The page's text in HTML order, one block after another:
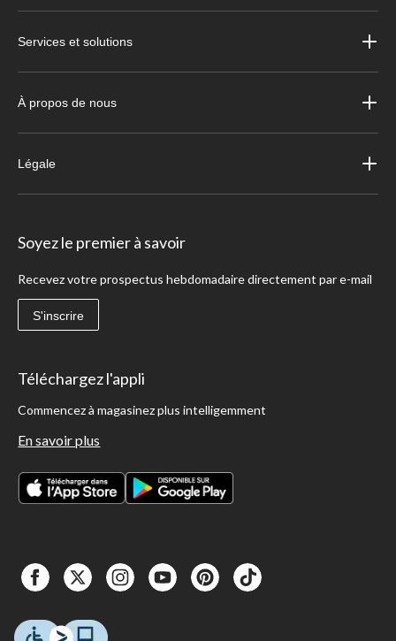
Services et solutions
À propos de nous
Légale
Soyez le premier à savoir
Recevez votre prospectus hebdomadaire directement par e-mail
S'inscrire
Téléchargez l'appli
Commencez à magasinez plus intelligemment
En savoir plus